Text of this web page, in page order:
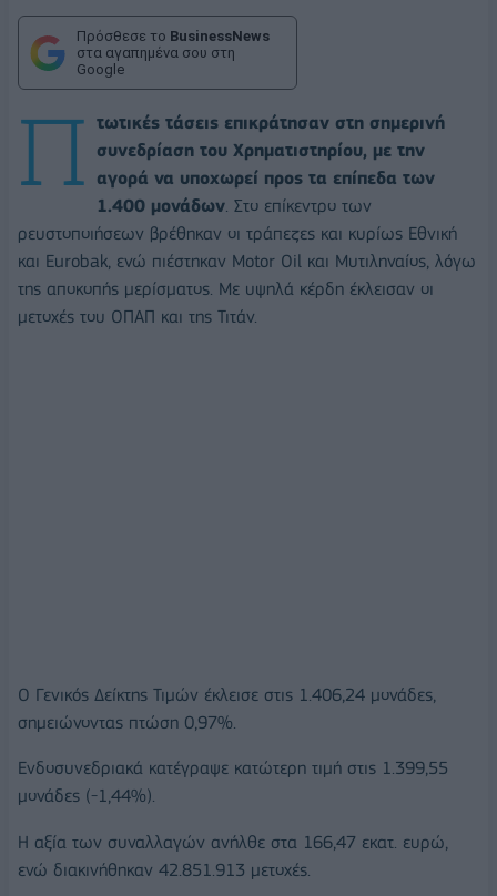
Πρόσθεσε το BusinessNews
στα αγαπημένα σου στη
Google
Π τωτικές τάσεις επικράτησαν στη σημερινή
συνεδρίαση του Χρηματιστηρίου, με την
αγορά να υποχωρεί προς τα επίπεδα των
1.400 μονάδων. Στο επίκεντρο των
ρευστοποιήσεων βρέθηκαν οι τράπεζες και κυρίως Εθνική
και Eurobak, ενώ πιέστηκαν Motor Oil και Μυτιληναίος, λόγω
της αποκοπής μερίσματος. Με υψηλά κέρδη έκλεισαν οι
μετοχές του ΟΠΑΠ και της Τιτάν.
O Γενικός Δείκτης Τιμών έκλεισε στις 1.406,24 μονάδες,
σημειώνοντας πτώση 0,97%.
Ενδοσυνεδριακά κατέγραψε κατώτερη τιμή στις 1.399,55
μονάδες (-1,44%).
Η αξία των συναλλαγών ανήλθε στα 166,47 εκατ. ευρώ,
ενώ διακινήθηκαν 42.851.913 μετοχές.